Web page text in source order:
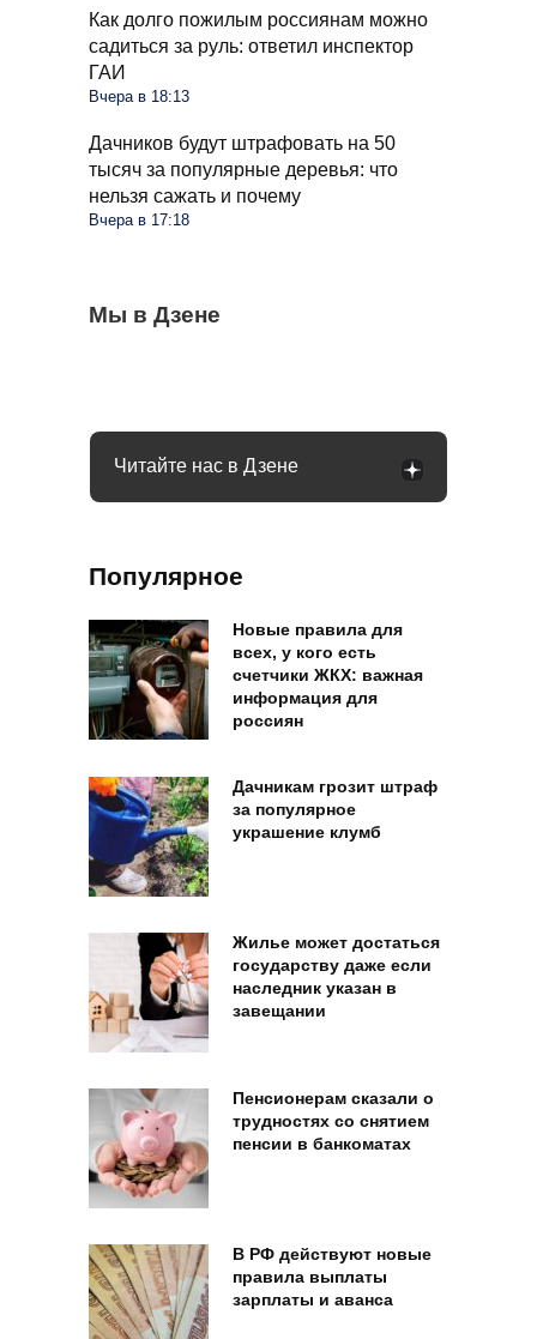
Как долго пожилым россиянам можно
садиться за руль: ответил инспектор
ГАИ
Вчера в 18:13
Дачников будут штрафовать на 50
тысяч за популярные деревья: что
нельзя сажать и почему
Вчера в 17:18
Мы в Дзене
Ветки смородины сохнут и темнеют: пора
делать срез и ставить диагноз
Чеснок безвкусный и легкий словно
Очередные новшества при снятии
Читайте нас в Дзене
Популярное
Новые правила для
всех, у кого есть
счетчики ЖКХ: важная
информация для
россиян
Дачникам грозит штраф
за популярное
украшение клумб
Жилье может достаться
государству даже если
наследник указан в
завещании
Пенсионерам сказали о
трудностях со снятием
пенсии в банкоматах
В РФ действуют новые
правила выплаты
зарплаты и аванса